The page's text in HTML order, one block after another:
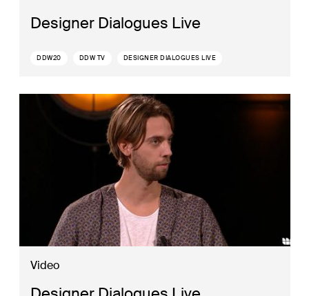
Designer Dialogues Live
DDW20 DDW TV DESIGNER DIALOGUES LIVE
Video